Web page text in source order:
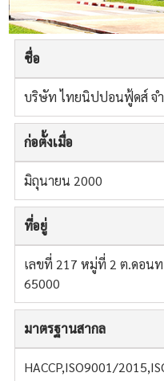
ชื่อ
บริษัท ไทยนิปปอนฟู้ดส์ จ
ก่อตั้งเมื่อ
มิถุนายน 2000
ที่อยู่
เลขที่ 217 หมู่ที่ 2 ต.ดอน
65000
มาตรฐานสากล
HACCP,ISO9001/